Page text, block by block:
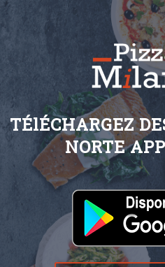
TÉlÉCHARGEZ
NORTE